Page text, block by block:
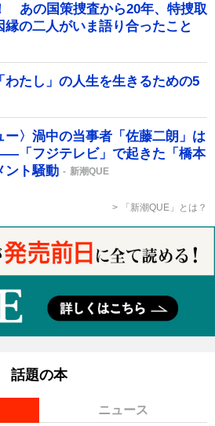
あの国策捜査から20年、特捜取
縁の二人がいま語り合ったこと
わたし」の人生を生きるための5
ー〉渦中の当事者「佐藤二朗」は
「フジテレビ」で起きた「橋本
ント騒動
新潮QUE
「新潮QUE」とは？
話題の本
ニュース